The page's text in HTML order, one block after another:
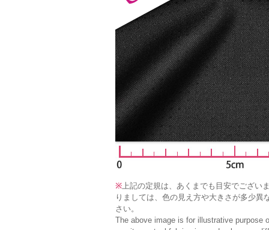
※上記の定規は、あくまでも目安でござい
りましては、色の見え方や大きさが多少異
さい。
The above image is for illustrative purpose